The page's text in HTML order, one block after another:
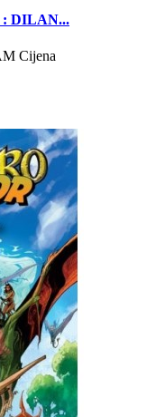
: DILAN...
Cijena